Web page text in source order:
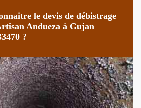
le devis de débistrage
Andueza à Gujan
?